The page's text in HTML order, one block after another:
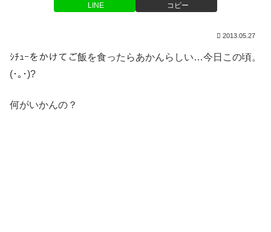
LINE コピー
2013.05.27
ｼﾁｭｰをかけてご飯を食ったらあかんらしい…今日この頃。
(･｡･)?
何がいかんの？